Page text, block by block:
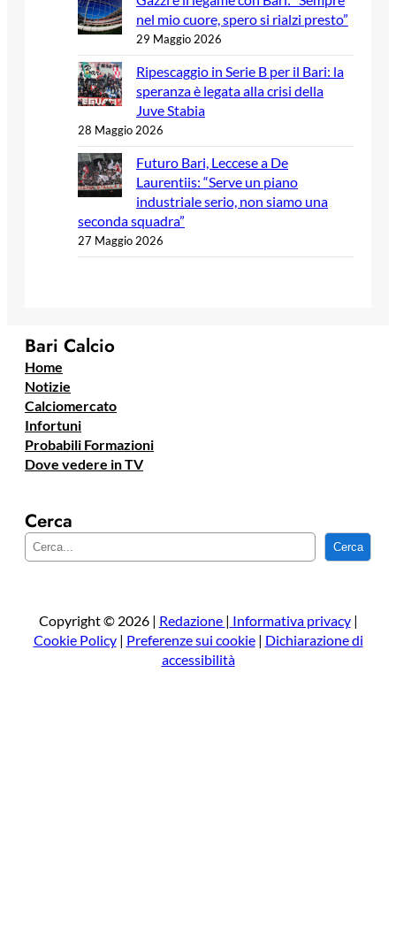
nel mio cuore, spero si rialzi presto”
29 Maggio 2026
Ripescaggio in Serie B per il Bari: la
speranza è legata alla crisi della
Juve Stabia
28 Maggio 2026
Futuro Bari, Leccese a De
Laurentiis: “Serve un piano
industriale serio, non siamo una
seconda squadra”
27 Maggio 2026
Bari Calcio
Home
Notizie
Calciomercato
Infortuni
Probabili Formazioni
Dove vedere in TV
Cerca
e
a
Cerca
Copyright © 2026 | Redazione | Informativa privacy|
Cookie Policy| Preferenze sui cookie| Dichiarazione di
accessibilità